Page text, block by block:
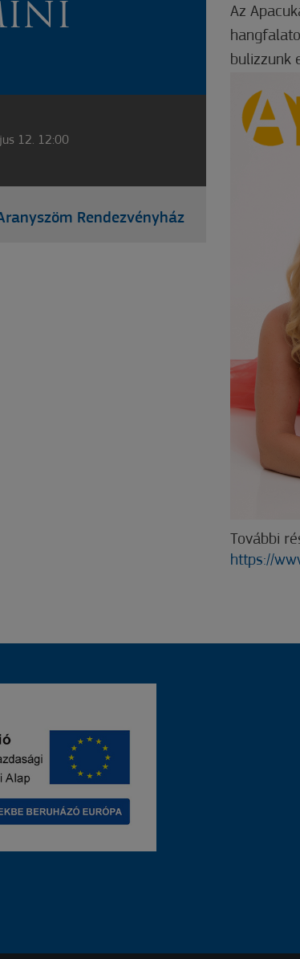
12. 12:00
Rendezvényház
Az
bulizzunk
További
https://